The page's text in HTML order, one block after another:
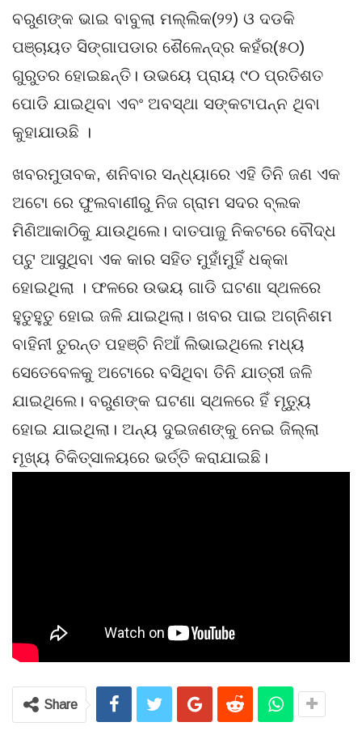
ବରୁଣଙ୍କ ଭାଇ ବାବୁଲା ମଲ୍ଲିକ(୨୨) ଓ ଦଡକି
ପଞ୍ଚାୟତ ସିଙ୍ଗାପଡାର ଶୈଳେନ୍ଦ୍ର କହଁର(୫୦)
ଗୁରୁତର ହୋଇଛନ୍ତି। ଉଭୟେ ପ୍ରାୟ ୯୦ ପ୍ରତିଶତ
ପୋଡି ଯାଇଥିବା ଏବଂ ଅବସ୍ଥା ସଙ୍କଟାପନ୍ନ ଥିବା
କୁହାଯାଉଛି ।
ଖବରମୁତାବକ, ଶନିବାର ସନ୍ଧ୍ୟାରେ ଏହି ତିନି ଜଣ ଏକ
ଅଟୋ ରେ ଫୁଲବାଣୀରୁ ନିଜ ଗ୍ରାମ ସଦର ବ୍ଲକ
ମିଣିଆକାଠିକୁ ଯାଉଥିଲେ। ଦାତପାଜୁ ନିକଟରେ ବୌଦ୍ଧ
ପଟୁ ଆସୁଥିବା ଏକ କାର ସହିତ ମୁହାଁମୁହିଁ ଧକ୍କା
ହୋଇଥିଲା । ଫଳରେ ଉଭୟ ଗାଡି ଘଟଣା ସ୍ଥଳରେ
ହୁତୁହୁତୁ ହୋଇ ଜଳି ଯାଇଥିଲା। ଖବର ପାଇ ଅଗ୍ନିଶମ
ବାହିନୀ ତୁରନ୍ତ ପହଞ୍ଚି ନିଆଁ ଲିଭାଇଥିଲେ ମଧ୍ୟ
ସେତେବେଳକୁ ଅଟୋରେ ବସିଥିବା ତିନି ଯାତ୍ରୀ ଜଳି
ଯାଇଥିଲେ। ବରୁଣଙ୍କ ଘଟଣା ସ୍ଥଳରେ ହିଁ ମୃତ୍ୟୁ
ହୋଇ ଯାଇଥିଲା। ଅନ୍ୟ ଦୁଇଜଣଙ୍କୁ ନେଇ ଜିଲ୍ଲା
ମୂଖ୍ୟ ଚିକିତ୍ସାଳୟରେ ଭର୍ତ୍ତି କରାଯାଇଛି।
Share